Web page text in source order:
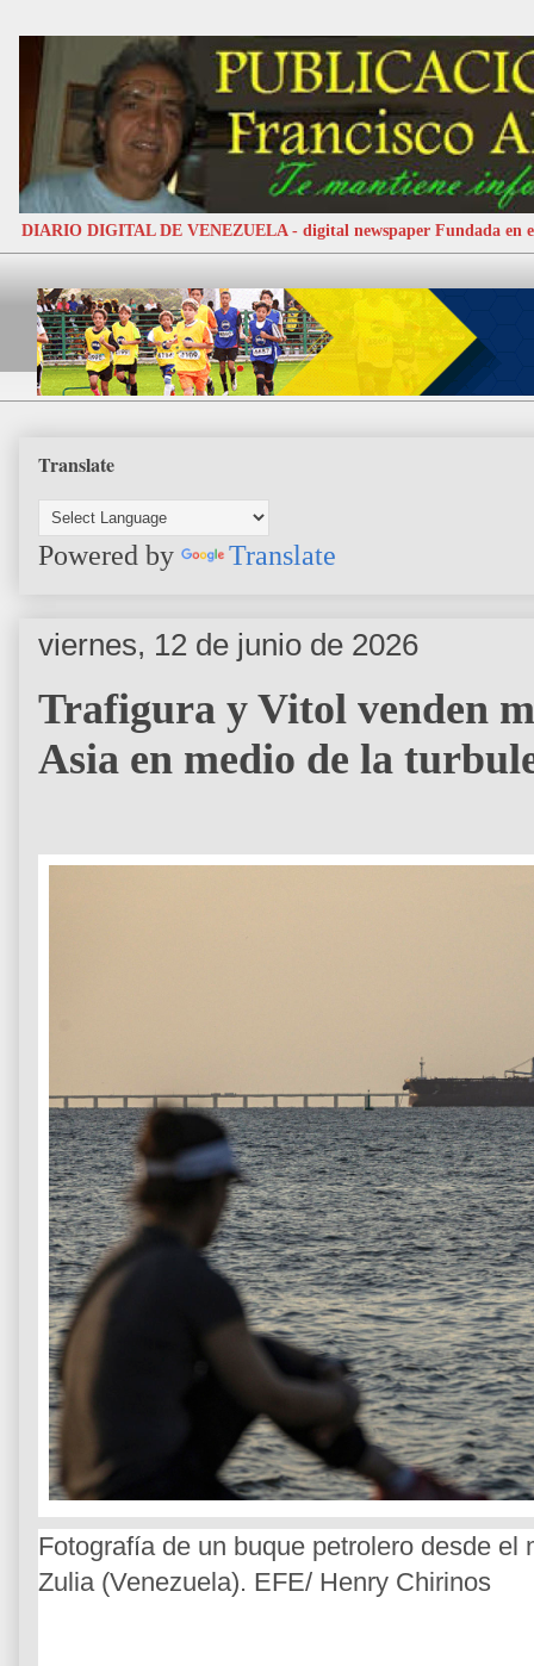
DIARIO DIGITAL DE VENEZUELA - digital newspaper Fundada en
Translate
Powered by Translate
viernes, 12 de junio de 2026
Trafigura y Vitol venden
Asia en medio de la
Fotografía de un buque petrolero desde
Zulia (Venezuela). EFE/ Henry Chirinos